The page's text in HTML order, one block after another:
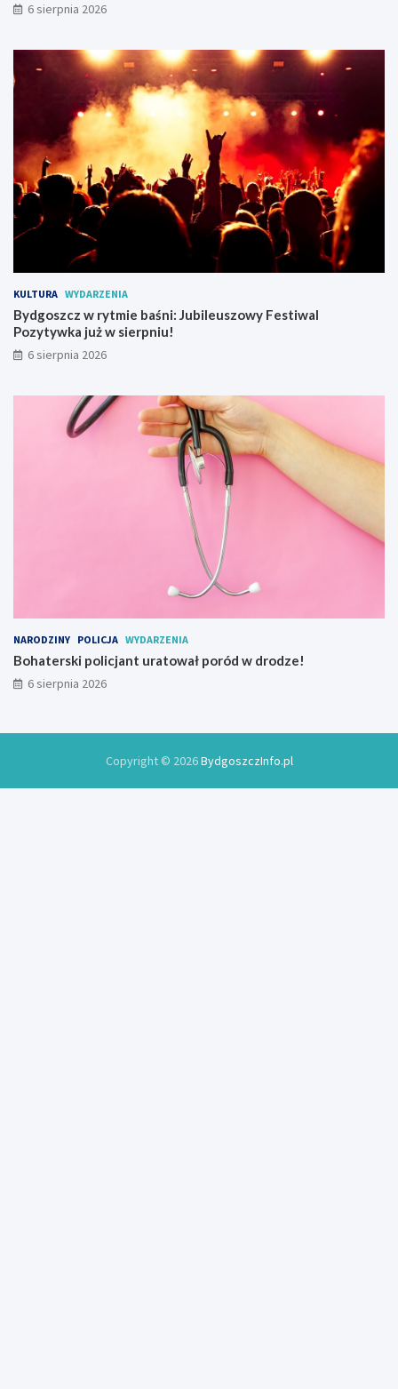
m
y
c
a
r
u
c
h
m
w
a
j
y
6 sierpnia 2026
KULTURA WYDARZENIA
Bydgoszcz w rytmie baśni: Jubileuszowy Festiwal
Pozytywka już w sierpniu!
6 sierpnia 2026
NARODZINY POLICJA WYDARZENIA
Bohaterski policjant uratował poród w drodze!
6 sierpnia 2026
Copyright © 2026BydgoszczInfo.pl